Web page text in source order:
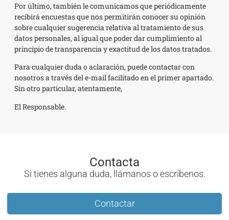
Por último, también le comunicamos que periódicamente
recibirá encuestas que nos permitirán conocer su opinión
sobre cualquier sugerencia relativa al tratamiento de sus
datos personales, al igual que poder dar cumplimiento al
principio de transparencia y exactitud de los datos tratados.
Para cualquier duda o aclaración, puede contactar con
nosotros a través del e-mail facilitado en el primer apartado.
Sin otro particular, atentamente,
El Responsable.
Contacta
Si tienes alguna duda, llámanos o escríbenos.
Contactar